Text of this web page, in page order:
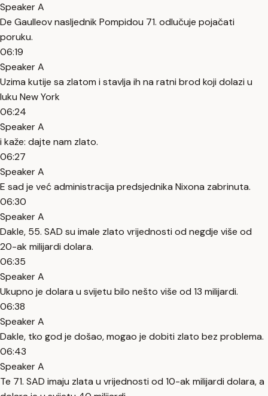
Speaker A
De Gaulleov nasljednik Pompidou 71. odlučuje pojačati
poruku.
06:19
Speaker A
Uzima kutije sa zlatom i stavlja ih na ratni brod koji dolazi u
luku New York
06:24
Speaker A
i kaže: dajte nam zlato.
06:27
Speaker A
E sad je već administracija predsjednika Nixona zabrinuta.
06:30
Speaker A
Dakle, 55. SAD su imale zlato vrijednosti od negdje više od
20-ak milijardi dolara.
06:35
Speaker A
Ukupno je dolara u svijetu bilo nešto više od 13 milijardi.
06:38
Speaker A
Dakle, tko god je došao, mogao je dobiti zlato bez problema.
06:43
Speaker A
Te 71. SAD imaju zlata u vrijednosti od 10-ak milijardi dolara, a